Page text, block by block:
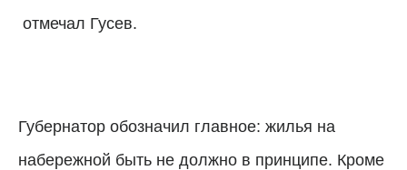
отмечал Гусев.
Губернатор обозначил главное: жилья на
набережной быть не должно в принципе. Кроме